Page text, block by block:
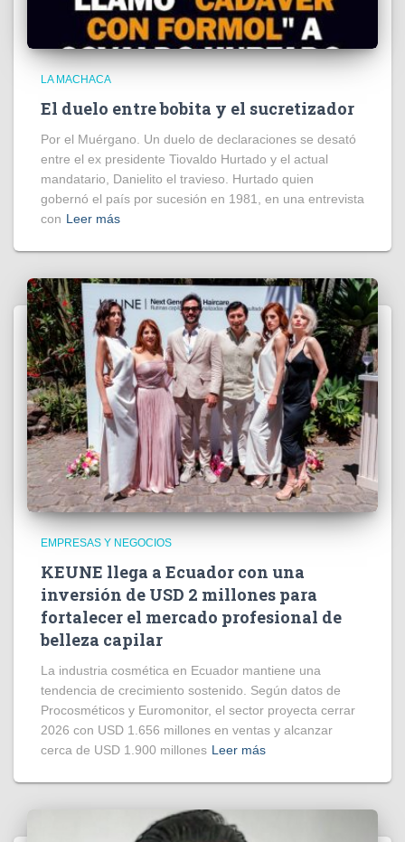
LA MACHACA
El duelo entre bobita y el sucretizador
Por el Muérgano. Un duelo de declaraciones se desató
entre el ex presidente Tiovaldo Hurtado y el actual
mandatario, Danielito el travieso. Hurtado quien
gobernó el país por sucesión en 1981, en una entrevista
con Leer más
EMPRESAS Y NEGOCIOS
KEUNE llega a Ecuador con una
inversión de USD 2 millones para
fortalecer el mercado profesional de
belleza capilar
La industria cosmética en Ecuador mantiene una
tendencia de crecimiento sostenido. Según datos de
Procosméticos y Euromonitor, el sector proyecta cerrar
2026 con USD 1.656 millones en ventas y alcanzar
cerca de USD 1.900 millones Leer más